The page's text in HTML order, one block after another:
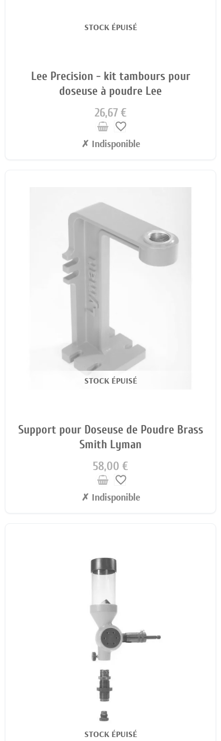
STOCK ÉPUISÉ
Lee Precision - kit tambours pour
doseuse à poudre Lee
26,67 €
favorite_border
✗ Indisponible
STOCK ÉPUISÉ
Support pour Doseuse de Poudre Brass
Smith Lyman
58,00 €
favorite_border
✗ Indisponible
STOCK ÉPUISÉ